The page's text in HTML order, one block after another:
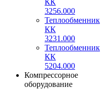
3256.000
Теплообменник
КК
3231.000
Теплообменник
КК
5204.000
Компрессорное
оборудование